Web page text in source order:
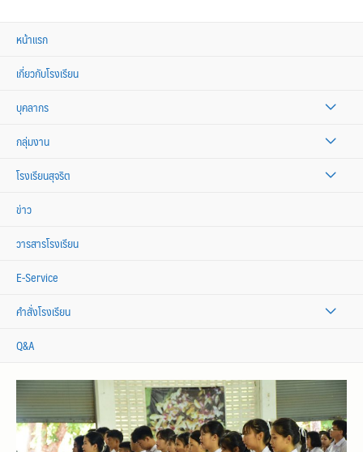
หน้าแรก
เกี่ยวกับโรงเรียน
บุคลากร
กลุ่มงาน
โรงเรียนสุจริต
ข่าว
วารสารโรงเรียน
E-Service
คำสั่งโรงเรียน
Q&A